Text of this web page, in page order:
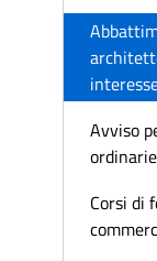
Avviso
Corsi di